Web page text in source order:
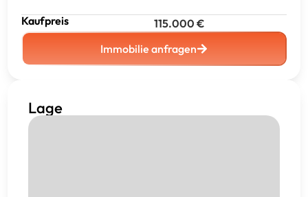
Kaufpreis 115.000 €
Immobilie anfragen
Lage